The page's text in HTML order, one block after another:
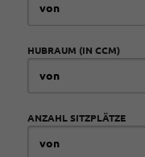
HUBRAUM (IN CCM)
ANZAHL SITZPLÄTZE